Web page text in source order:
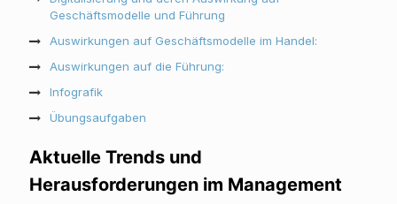
Geschäftsmodelle und Führung
Auswirkungen auf Geschäftsmodelle im Handel:
Auswirkungen auf die Führung:
Infografik
Übungsaufgaben
Aktuelle Trends und
Herausforderungen im Management